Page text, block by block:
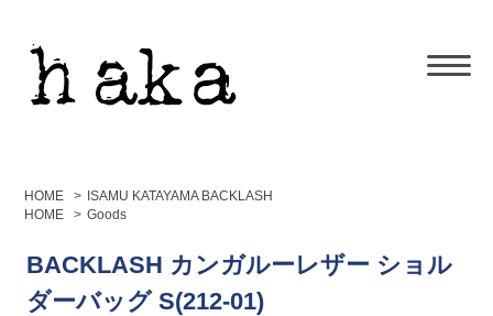
HOME > ISAMU KATAYAMA BACKLASH
HOME
> Goods
BACKLASH カンガルーレザー ショル
ダーバッグ S(212-01)